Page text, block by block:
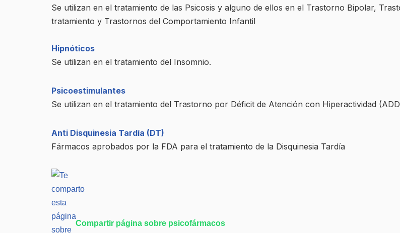
Se utilizan en el tratamiento de las Psicosis y alguno de ellos en el Trastorno Bipolar,
tratamiento y Trastornos del Comportamiento Infantil
Hipnóticos
Se utilizan en el tratamiento del Insomnio.
Psicoestimulantes
Se utilizan en el tratamiento del Trastorno por Déficit de Atención con Hiperactividad
Anti Disquinesia Tardía (DT)
Fármacos aprobados por la FDA para el tratamiento de la Disquinesia Tardía
Compartir página sobre psicofármacos